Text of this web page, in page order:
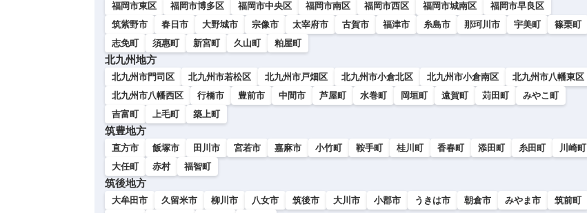
福岡市東区 福岡市博多区 福岡市中央区 福岡市南区 福岡市西区 福岡市城南区
福岡市早良区
筑紫野市
春日市 大野城市 宗像市 太宰府市 古賀市 福津市 糸島市 那珂川市 宇美町
篠栗町
志免町
須惠町 新宮町 久山町 粕屋町
北九州地方
北九州市門司区 北九州市若松区 北九州市戸畑区 北九州市小倉北区 北九州市小倉南区
北九州市八幡東区
北九州市八幡西区
行橋市 豊前市 中間市 芦屋町 水巻町 岡垣町 遠賀町 苅田町
みやこ町
吉富町
上毛町 築上町
筑豊地方
直方市 飯塚市 田川市 宮若市 嘉麻市 小竹町 鞍手町 桂川町 香春町 添田町 糸田町
川崎町
大任町
赤村 福智町
筑後地方
大牟田市 久留米市 柳川市 八女市 筑後市 大川市 小郡市 うきは市 朝倉市 みやま市
筑前町